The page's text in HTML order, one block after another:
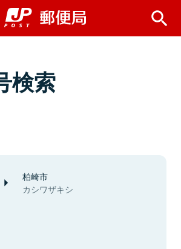
検索
柏崎市
カシワザキシ